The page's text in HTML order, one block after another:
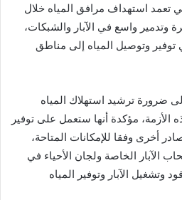
تعمد استهداف مرافق المياه خلال
وتدمير واسع في الآبار والشبكات،
توفير وتوصيل المياه إلى مناطق
ضرورة ترشيد استهلاك المياه
الأزمة، مؤكدة أنها ستعمل على توفير
أخرى وفقا للإمكانات المتاحة،
الآبار الخاصة ولجان الأحياء في
وتشغيل الآبار وتوفير المياه